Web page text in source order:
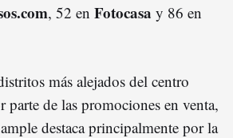
, 52 en Fotocasa y 86 en
más alejados del centro
parte de las promociones en venta,
destaca principalmente por la